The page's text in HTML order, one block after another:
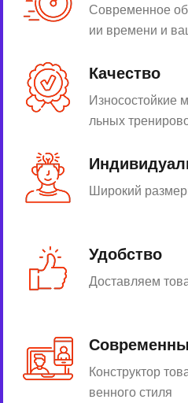
Современное
ии времени и
Качество
Износостойкие
льных
Широкий
Удобство
Доставляем
Конструктор
венного стиля